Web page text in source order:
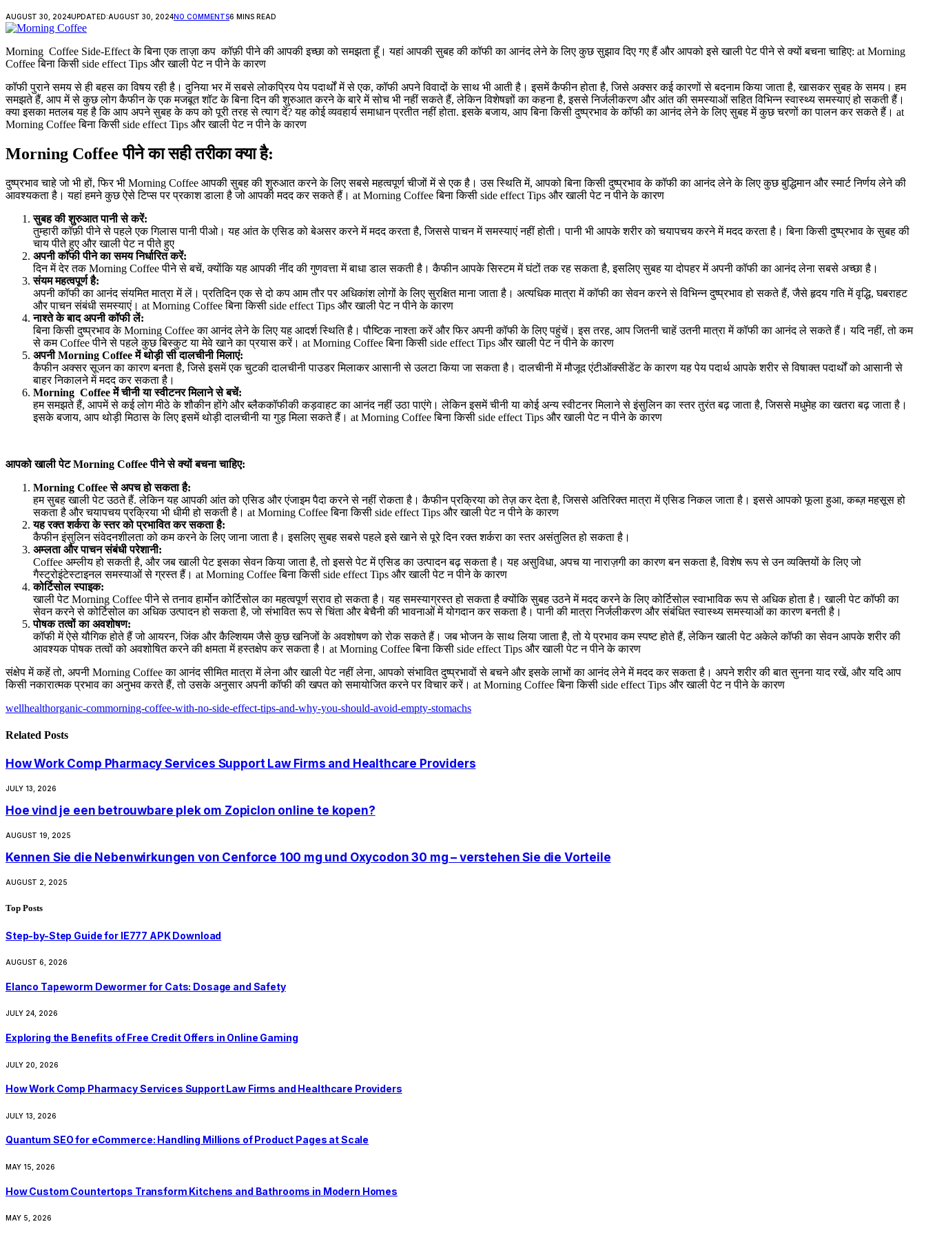
AUGUST 30, 2024UPDATED:AUGUST 30, 2024NO COMMENTS6 MINS READ
Morning Coffee Side-Effect के बिना एक ताज़ा कप कॉफ़ी पीने की आपकी इच्छा को समझता हूँ। यहां आपकी सुबह की कॉफी का आनंद लेने के लिए कुछ सुझाव दिए गए हैं और आपको इसे खाली पेट पीने से क्यों बचना चाहिए: at Morning
Coffee बिना किसी side effect Tips और खाली पेट न पीने के कारण
कॉफी पुराने समय से ही बहस का विषय रही है। दुनिया भर में सबसे लोकप्रिय पेय पदार्थों में से एक, कॉफी अपने विवादों के साथ भी आती है। इसमें कैफीन होता है, जिसे अक्सर कई कारणों से बदनाम किया जाता है, खासकर सुबह के समय। हम
समझते हैं, आप में से कुछ लोग कैफीन के एक मजबूत शॉट के बिना दिन की शुरुआत करने के बारे में सोच भी नहीं सकते हैं, लेकिन विशेषज्ञों का कहना है, इससे निर्जलीकरण और आंत की समस्याओं सहित विभिन्न स्वास्थ्य समस्याएं हो सकती हैं।
क्या इसका मतलब यह है कि आप अपने सुबह के कप को पूरी तरह से त्याग दें? यह कोई व्यवहार्य समाधान प्रतीत नहीं होता. इसके बजाय, आप बिना किसी दुष्प्रभाव के कॉफी का आनंद लेने के लिए सुबह में कुछ चरणों का पालन कर सकते हैं। at
Morning Coffee बिना किसी side effect Tips और खाली पेट न पीने के कारण
Morning Coffeeपीने का सही तरीका क्या है:
दुष्प्रभाव चाहे जो भी हों, फिर भी Morning Coffee आपकी सुबह की शुरुआत करने के लिए सबसे महत्वपूर्ण चीजों में से एक है। उस स्थिति में, आपको बिना किसी दुष्प्रभाव के कॉफी का आनंद लेने के लिए कुछ बुद्धिमान और स्मार्ट निर्णय लेने की
आवश्यकता है। यहां हमने कुछ ऐसे टिप्स पर प्रकाश डाला है जो आपकी मदद कर सकते हैं। at Morning Coffee बिना किसी side effect Tips और खाली पेट न पीने के कारण
सुबह की शुरुआत पानी से करें:
तुम्हारी कॉफ़ी पीने से पहले एक गिलास पानी पीओ। यह आंत के एसिड को बेअसर करने में मदद करता है, जिससे पाचन में समस्याएं नहीं होती। पानी भी आपके शरीर को चयापचय करने में मदद करता है। बिना किसी दुष्प्रभाव के सुबह की
चाय पीते हुए और खाली पेट न पीते हुए
अपनी कॉफी पीने का समय निर्धारित करें:
दिन में देर तक Morning Coffee पीने से बचें, क्योंकि यह आपकी नींद की गुणवत्ता में बाधा डाल सकती है। कैफीन आपके सिस्टम में घंटों तक रह सकता है, इसलिए सुबह या दोपहर में अपनी कॉफी का आनंद लेना सबसे अच्छा है।
संयम महत्वपूर्ण है:
अपनी कॉफी का आनंद संयमित मात्रा में लें। प्रतिदिन एक से दो कप आम तौर पर अधिकांश लोगों के लिए सुरक्षित माना जाता है। अत्यधिक मात्रा में कॉफी का सेवन करने से विभिन्न दुष्प्रभाव हो सकते हैं, जैसे हृदय गति में वृद्धि, घबराहट
और पाचन संबंधी समस्याएं। at Morning Coffee बिना किसी side effect Tips और खाली पेट न पीने के कारण
नाश्ते के बाद अपनी कॉफी लें:
बिना किसी दुष्प्रभाव के Morning Coffee का आनंद लेने के लिए यह आदर्श स्थिति है। पौष्टिक नाश्ता करें और फिर अपनी कॉफी के लिए पहुंचें। इस तरह, आप जितनी चाहें उतनी मात्रा में कॉफी का आनंद ले सकते हैं। यदि नहीं, तो कम
से कम Coffee पीने से पहले कुछ बिस्कुट या मेवे खाने का प्रयास करें। at Morning Coffee बिना किसी side effect Tips और खाली पेट न पीने के कारण
अपनीMorning Coffeeमें थोड़ी सी दालचीनी मिलाएं:
कैफीन अक्सर सूजन का कारण बनता है, जिसे इसमें एक चुटकी दालचीनी पाउडर मिलाकर आसानी से उलटा किया जा सकता है। दालचीनी में मौजूद एंटीऑक्सीडेंट के कारण यह पेय पदार्थ आपके शरीर से विषाक्त पदार्थों को आसानी से
बाहर निकालने में मदद कर सकता है।
Morning Coffeeमें चीनी या स्वीटनर मिलाने से बचें:
हम समझते हैं, आपमें से कई लोग मीठे के शौकीन होंगे और ब्लैककॉफीकी कड़वाहट का आनंद नहीं उठा पाएंगे। लेकिन इसमें चीनी या कोई अन्य स्वीटनर मिलाने से इंसुलिन का स्तर तुरंत बढ़ जाता है, जिससे मधुमेह का खतरा बढ़ जाता है।
इसके बजाय, आप थोड़ी मिठास के लिए इसमें थोड़ी दालचीनी या गुड़ मिला सकते हैं। at Morning Coffee बिना किसी side effect Tips और खाली पेट न पीने के कारण
आपको खाली पेटMorning Coffeeपीने से क्यों बचना चाहिए:
Morning Coffeeसे अपच हो सकता है:
हम सुबह खाली पेट उठते हैं. लेकिन यह आपकी आंत को एसिड और एंजाइम पैदा करने से नहीं रोकता है। कैफीन प्रक्रिया को तेज़ कर देता है, जिससे अतिरिक्त मात्रा में एसिड निकल जाता है। इससे आपको फूला हुआ, कब्ज़ महसूस हो
सकता है और चयापचय प्रक्रिया भी धीमी हो सकती है। at Morning Coffee बिना किसी side effect Tips और खाली पेट न पीने के कारण
यह रक्त शर्करा के स्तर को प्रभावित कर सकता है:
कैफीन इंसुलिन संवेदनशीलता को कम करने के लिए जाना जाता है। इसलिए सुबह सबसे पहले इसे खाने से पूरे दिन रक्त शर्करा का स्तर असंतुलित हो सकता है।
अम्लता और पाचन संबंधी परेशानी:
Coffee अम्लीय हो सकती है, और जब खाली पेट इसका सेवन किया जाता है, तो इससे पेट में एसिड का उत्पादन बढ़ सकता है। यह असुविधा, अपच या नाराज़गी का कारण बन सकता है, विशेष रूप से उन व्यक्तियों के लिए जो
गैस्ट्रोइंटेस्टाइनल समस्याओं से ग्रस्त हैं। at Morning Coffee बिना किसी side effect Tips और खाली पेट न पीने के कारण
कोर्टिसोल स्पाइक:
खाली पेट Morning Coffee पीने से तनाव हार्मोन कोर्टिसोल का महत्वपूर्ण स्राव हो सकता है। यह समस्याग्रस्त हो सकता है क्योंकि सुबह उठने में मदद करने के लिए कोर्टिसोल स्वाभाविक रूप से अधिक होता है। खाली पेट कॉफी का
सेवन करने से कोर्टिसोल का अधिक उत्पादन हो सकता है, जो संभावित रूप से चिंता और बेचैनी की भावनाओं में योगदान कर सकता है। पानी की मात्रा निर्जलीकरण और संबंधित स्वास्थ्य समस्याओं का कारण बनती है।
पोषक तत्वों का अवशोषण:
कॉफी में ऐसे यौगिक होते हैं जो आयरन, जिंक और कैल्शियम जैसे कुछ खनिजों के अवशोषण को रोक सकते हैं। जब भोजन के साथ लिया जाता है, तो ये प्रभाव कम स्पष्ट होते हैं, लेकिन खाली पेट अकेले कॉफी का सेवन आपके शरीर की
आवश्यक पोषक तत्वों को अवशोषित करने की क्षमता में हस्तक्षेप कर सकता है। at Morning Coffee बिना किसी side effect Tips और खाली पेट न पीने के कारण
संक्षेप में कहें तो, अपनी Morning Coffee का आनंद सीमित मात्रा में लेना और खाली पेट नहीं लेना, आपको संभावित दुष्प्रभावों से बचने और इसके लाभों का आनंद लेने में मदद कर सकता है। अपने शरीर की बात सुनना याद रखें, और यदि आप
किसी नकारात्मक प्रभाव का अनुभव करते हैं, तो उसके अनुसार अपनी कॉफी की खपत को समायोजित करने पर विचार करें। at Morning Coffee बिना किसी side effect Tips और खाली पेट न पीने के कारण
wellhealthorganic-commorning-coffee-with-no-side-effect-tips-and-why-you-should-avoid-empty-stomachs
Related Posts
How Work Comp Pharmacy Services Support Law Firms and Healthcare Providers
JULY 13, 2026
Hoe vind je een betrouwbare plek om Zopiclon online te kopen?
AUGUST 19, 2025
Kennen Sie die Nebenwirkungen von Cenforce 100 mg und Oxycodon 30 mg – verstehen Sie die Vorteile
AUGUST 2, 2025
Top Posts
Step-by-Step Guide for IE777 APK Download
AUGUST 6, 2026
Elanco Tapeworm Dewormer for Cats: Dosage and Safety
JULY 24, 2026
Exploring the Benefits of Free Credit Offers in Online Gaming
JULY 20, 2026
How Work Comp Pharmacy Services Support Law Firms and Healthcare Providers
JULY 13, 2026
Quantum SEO for eCommerce: Handling Millions of Product Pages at Scale
MAY 15, 2026
How Custom Countertops Transform Kitchens and Bathrooms in Modern Homes
MAY 5, 2026